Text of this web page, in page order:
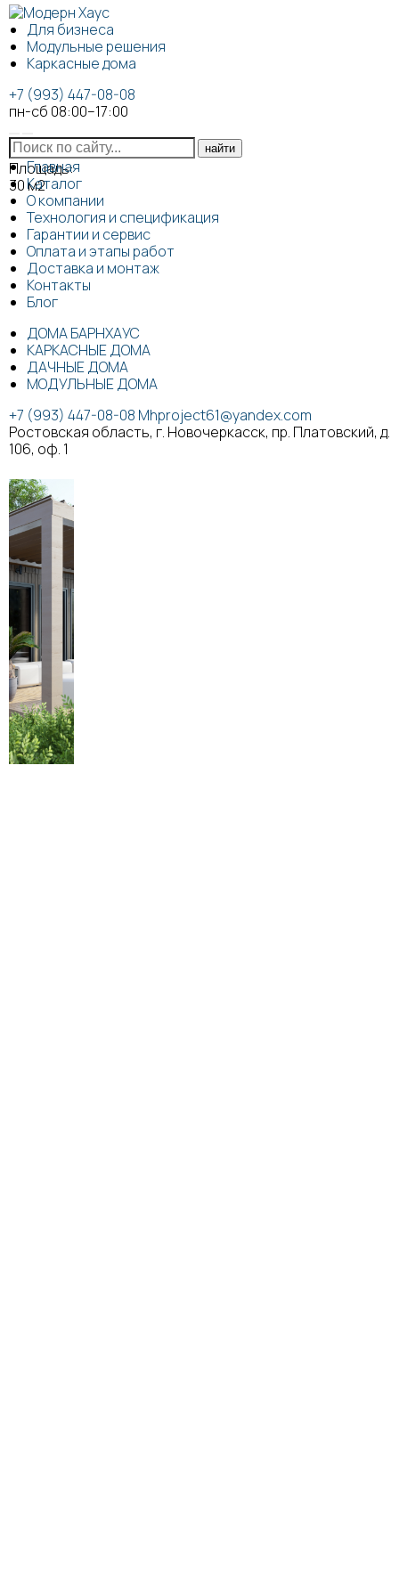
Для бизнеса
Модульные решения
Каркасные дома
+7 (993) 447-08-08
пн-сб 08:00–17:00
Главная
Каталог
О компании
Технология и спецификация
Гарантии и сервис
Оплата и этапы работ
Доставка и монтаж
Контакты
Блог
ДОМА БАРНХАУС
КАРКАСНЫЕ ДОМА
ДАЧНЫЕ ДОМА
МОДУЛЬНЫЕ ДОМА
+7 (993) 447-08-08 Mhproject61@yandex.com
Ростовская область, г. Новочеркасск, пр. Платовский, д.
106, оф. 1
Площадь:
30м2